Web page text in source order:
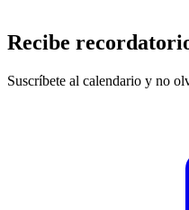
Recibe
Suscríbete al calendario y no